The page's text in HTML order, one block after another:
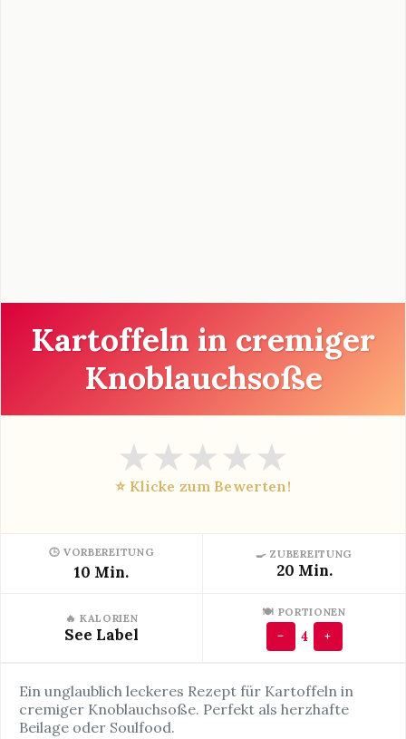
Kartoffeln in cremiger
Knoblauchsoße
★★★★★
⭐ Klicke zum Bewerten!
🕒 VORBEREITUNG
10 Min.
🍳 ZUBEREITUNG
20 Min.
🔥 KALORIEN
See Label
🍽 PORTIONEN
− 4 +
Ein unglaublich leckeres Rezept für Kartoffeln in
cremiger Knoblauchsoße. Perfekt als herzhafte
Beilage oder Soulfood.